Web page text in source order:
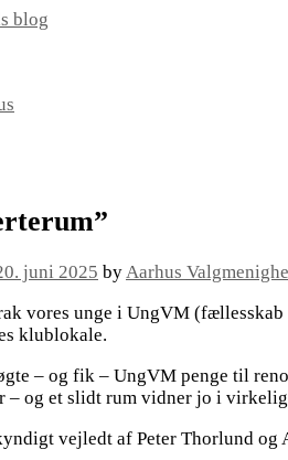
juni 2025 byAarhus
vores unge i UngVM
klublokale.
– og fik – UngVM penge til
og et slidt rum vidner jo i
vejledt af Peter Thorlund og